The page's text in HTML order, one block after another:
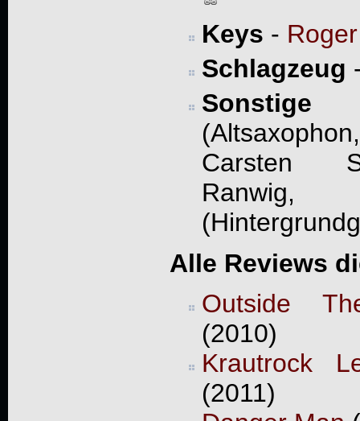
Keys -
Schlagzeug
Sonstige
Carsten
Ranwig,
Alle Reviews
Outside
(2010)
Krautrock
(2011)